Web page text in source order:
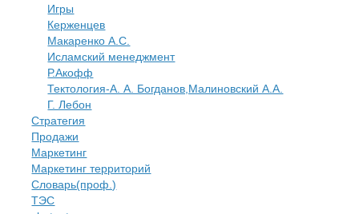
Игры
Керженцев
Макаренко А.С.
Исламский менеджмент
Р.Акофф
Тектология-А. А. Богданов,Малиновский А.А.
​Г. Лебон
Стратегия
Продажи
Маркетинг
Маркетинг территорий
Словарь(проф.)
ТЭС